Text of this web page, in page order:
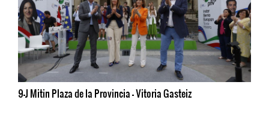
9-J Mitin Plaza de la Provincia - Vitoria Gasteiz